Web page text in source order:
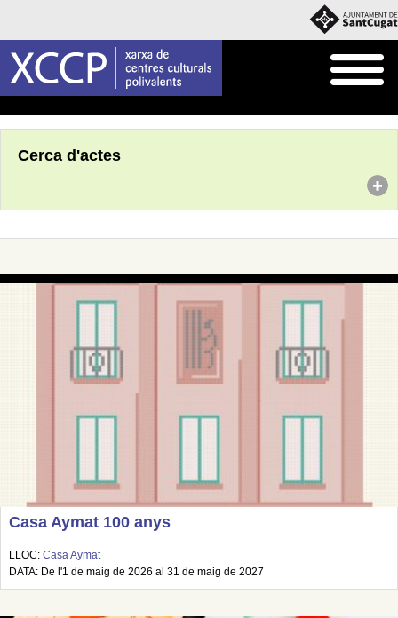
Cerca d'actes
Casa Aymat 100 anys
LLOC: Casa Aymat
DATA: De l'1 de maig de 2026 al 31 de maig de 2027